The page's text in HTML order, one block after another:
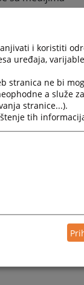
16167i koristiti
uređaja,
stranica ne bi
a služe
stranice...).
tih